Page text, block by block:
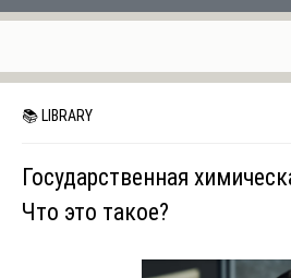
📚 LIBRARY
Государственная
Что это такое?